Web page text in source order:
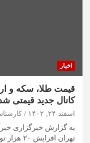
اخبار
کانال جدید قیمتی
اسفند ۲۴, ۱۴۰۲
تهران افزایش ۲۰ هزار تومانی را…